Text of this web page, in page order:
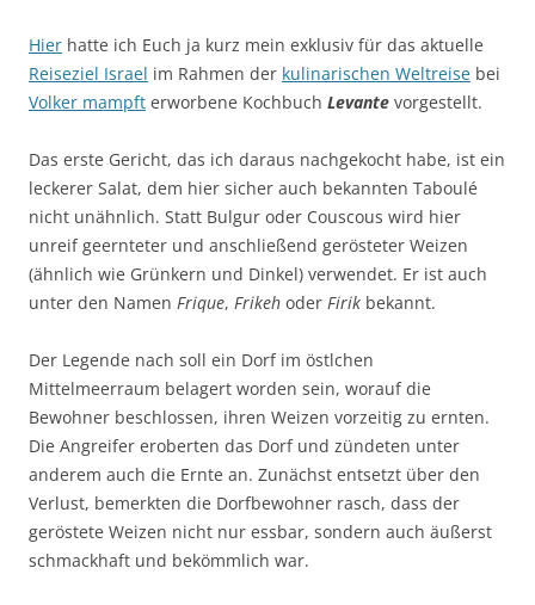
Hier hatte ich Euch ja kurz mein exklusiv für das aktuelle
Reiseziel Israel im Rahmen der kulinarischen Weltreise bei
Volker mampft erworbene Kochbuch Levante vorgestellt.
Das erste Gericht, das ich daraus nachgekocht habe, ist ein
leckerer Salat, dem hier sicher auch bekannten Taboulé
nicht unähnlich. Statt Bulgur oder Couscous wird hier
unreif geernteter und anschließend gerösteter Weizen
(ähnlich wie Grünkern und Dinkel) verwendet. Er ist auch
unter den Namen Frique, Frikeh oder Firik bekannt.
Der Legende nach soll ein Dorf im östlchen
Mittelmeerraum belagert worden sein, worauf die
Bewohner beschlossen, ihren Weizen vorzeitig zu ernten.
Die Angreifer eroberten das Dorf und zündeten unter
anderem auch die Ernte an. Zunächst entsetzt über den
Verlust, bemerkten die Dorfbewohner rasch, dass der
geröstete Weizen nicht nur essbar, sondern auch äußerst
schmackhaft und bekömmlich war.